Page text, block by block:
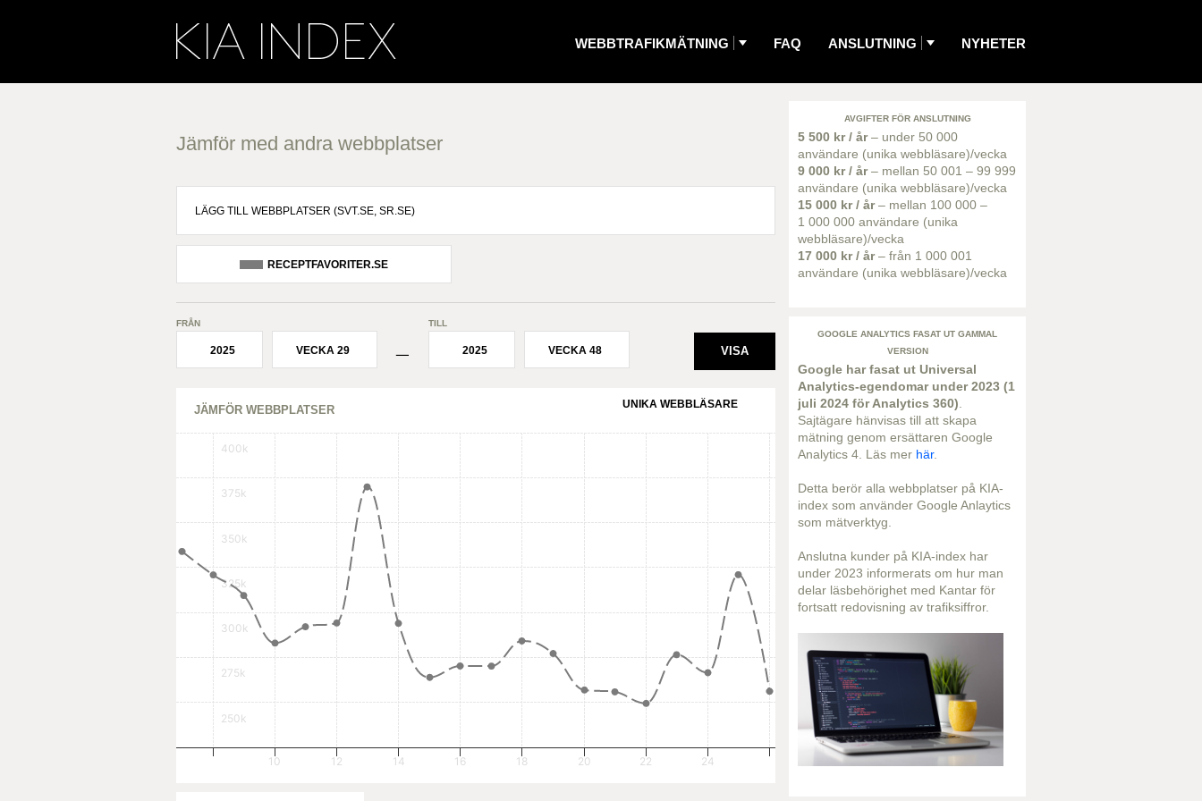
WEBBTRAFIKMÄTNING FAQ ANSLUTNING NYHETER
Jämför med andra webbplatser
RECEPTFAVORITER.SE
FRÅN
2025 VECKA 29
¯
TILL
2025 VECKA 48
JÄMFÖR WEBBPLATSER UNIKA WEBBLÄSARE
250k
275k
300k
325k
350k
375k
400k
10 12 14 16 18 20 22 24
AVGIFTER FÖR ANSLUTNING
5 500 kr / år– under 50 000
användare (unika webbläsare)/vecka
9 000 kr / år– mellan 50 001 – 99 999
användare (unika webbläsare)/vecka
15 000 kr / år– mellan 100 000 –
1 000 000 användare (unika
webbläsare)/vecka
17 000 kr / år– från 1 000 001
användare (unika webbläsare)/vecka
GOOGLE ANALYTICS FASAT UT GAMMAL
VERSION
Google har fasat ut Universal
Analytics-egendomar under 2023 (1
juli 2024 för Analytics 360)
Sajtägare hänvisas till att skapa
mätning genom ersättaren Google
Analytics 4. Läs mer här.
Detta berör alla webbplatser på KIA-
index som använder Google Anlaytics
som mätverktyg.
Anslutna kunder på KIA-index har
under 2023 informerats om hur man
delar läsbehörighet med Kantar för
fortsatt redovisning av trafiksiffror.